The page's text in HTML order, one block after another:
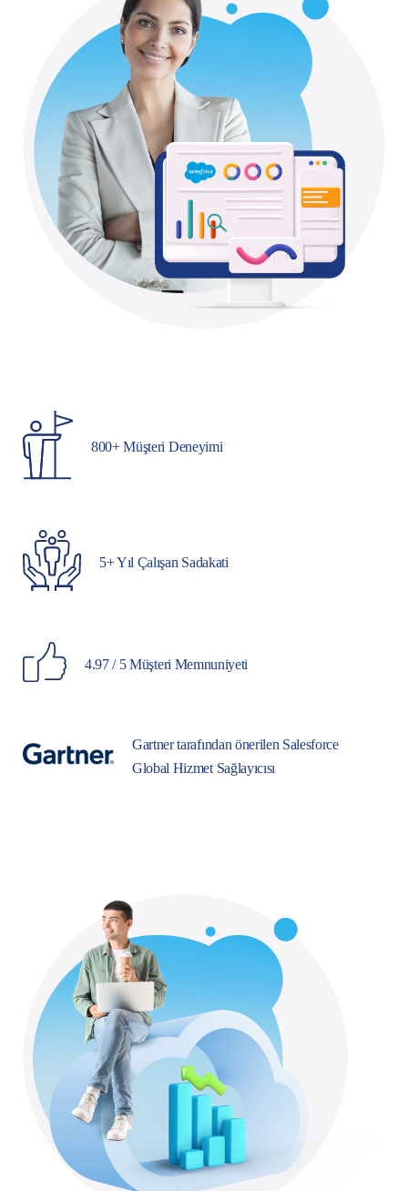
800+ Müşteri Deneyimi
5+ Yıl Çalışan Sadakati
4.97 / 5 Müşteri Memnuniyeti
Gartner tarafından önerilen Salesforce
Global Hizmet Sağlayıcısı